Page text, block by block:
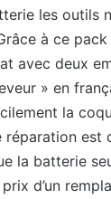
les outils
à ce
avec deux
» en
la
réparation est
la batterie
d’un